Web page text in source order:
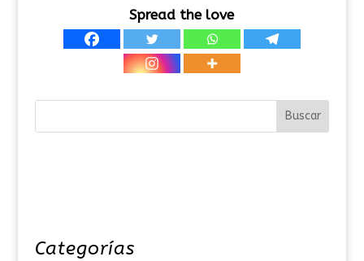
Spread the love
Categorías